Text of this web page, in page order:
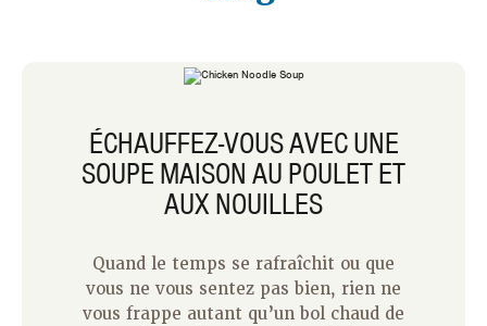
ÉCHAUFFEZ-VOUS AVEC UNE
SOUPE MAISON AU POULET ET
AUX NOUILLES
Quand le temps se rafraîchit ou que
vous ne vous sentez pas bien, rien ne
vous frappe autant qu’un bol chaud de